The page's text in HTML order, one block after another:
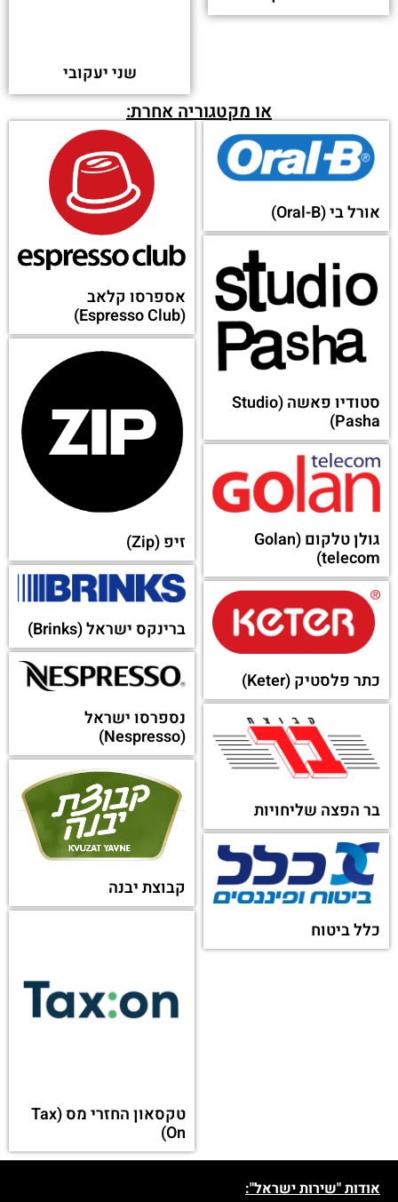
שני יעקובי
או מקטגוריה אחרת:
אורל בי (Oral-B)
אספרסו קלאב
(Espresso Club)
סטודיו פאשה (Studio
Pasha)
זיפ (Zip) גולן טלקום (Golan
telecom)
ברינקס ישראל (Brinks)
כתר פלסטיק (Keter)
נספרסו ישראל
(Nespresso)
בר הפצה שליחויות
קבוצת יבנה
כלל ביטוח
טקסאון החזרי מס (Tax
On)
אודות "שירות ישראל":